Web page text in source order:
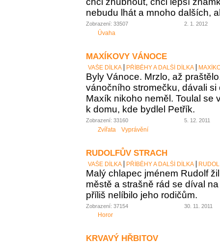
nebudu lhát a mnoho dalších,
Zobrazení: 33507 2. 1. 2012
Úvaha
MAXÍKOVY VÁNOCE
VAŠE DÍLKA PŘÍBĚHY A DALŠÍ DÍLKA
Byly Vánoce. Mrzlo, až
vánočního stromečku, dávali si
Maxík nikoho neměl. Toulal se
k domu, kde bydlel Petřík.
Zobrazení: 33160 5. 12. 2011
Zvířata Vyprávění
RUDOLFŮV STRACH
VAŠE DÍLKA PŘÍBĚHY A DALŠÍ DÍLKA
Malý chlapec jménem Rudolf
městě a strašně rád se díval
příliš nelíbilo jeho rodičům.
Zobrazení: 37154 30. 11. 2011
Horor
KRVAVÝ HŘBITOV